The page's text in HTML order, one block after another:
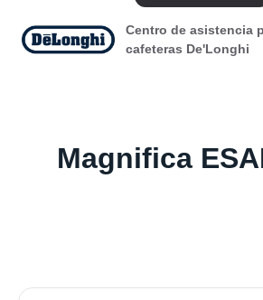
Centro de asistencia
cafeteras De'Longhi
Magnifica